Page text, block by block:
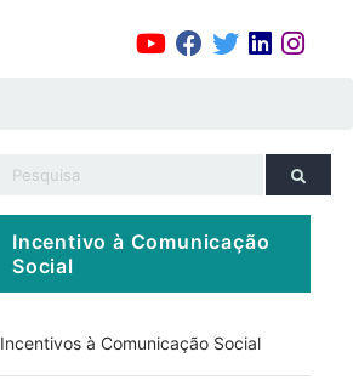
Incentivo à Comunicação
Social
Incentivos à Comunicação Social